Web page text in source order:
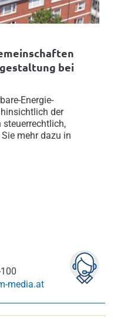
bei
Energie-
der
steuerrechtlich,
mehr dazu in
media.at